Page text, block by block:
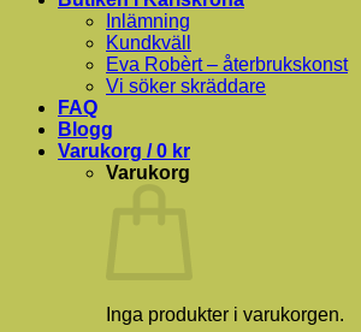
Inlämning
Kundkväll
Eva Robèrt – återbrukskonst
Vi söker skräddare
FAQ
Blogg
Varukorg /0 kr
Varukorg
Inga produkter i varukorgen.